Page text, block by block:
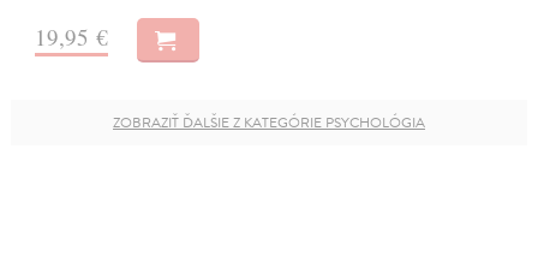
19,95 €
ZOBRAZIŤ ĎALŠIE Z KATEGÓRIE PSYCHOLÓGIA